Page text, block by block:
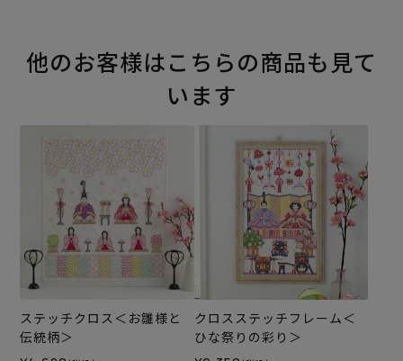
他のお客様はこちらの商品も見て
います
ステッチクロス＜お雛様と
伝統柄＞
クロスステッチフレーム＜
ひな祭りの彩り＞